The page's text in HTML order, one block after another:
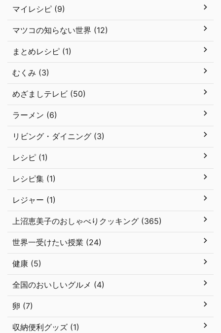
マイレシピ (9)
マツコの知らない世界 (12)
まとめレシピ (1)
むくみ (3)
めざましテレビ (50)
ラーメン (6)
リビング・ダイニング (3)
レシピ (1)
レシピ集 (1)
レジャー (1)
上沼恵美子のおしゃべりクッキング (365)
世界一受けたい授業 (24)
健康 (5)
全国のおいしいグルメ (4)
卵 (7)
収納便利グッズ (1)